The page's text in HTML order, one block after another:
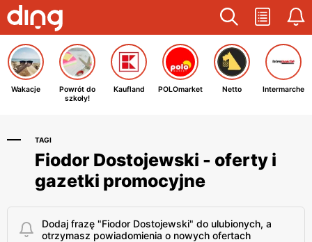
Wakacje
Powrót do
szkoły!
Kaufland POLOmarket Netto Intermarche
TAGI
Fiodor Dostojewski - oferty i
gazetki promocyjne
Dodaj frazę "Fiodor Dostojewski" do ulubionych, a
otrzymasz powiadomienia o nowych ofertach